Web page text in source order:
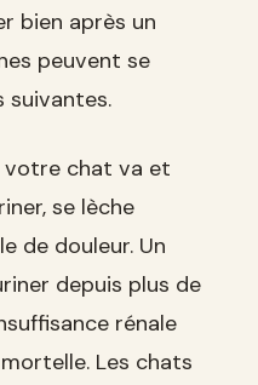
bien après un
peuvent se
suivantes.
votre chat va et
se lèche
de douleur. Un
depuis plus de
rénale
Les chats